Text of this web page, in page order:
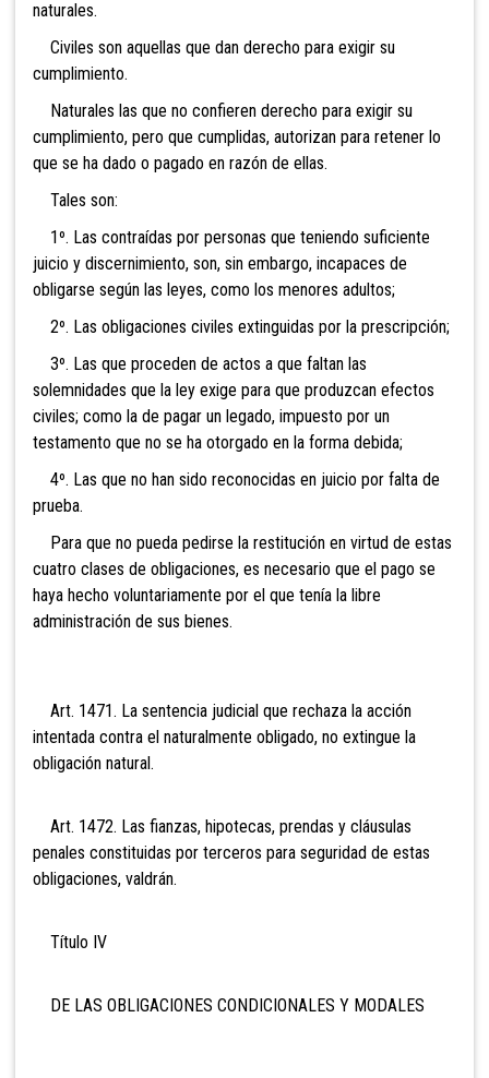
naturales.
Civiles son aquellas que dan derecho para exigir su
cumplimiento.
Naturales las que no confieren derecho para exigir su
cumplimiento, pero que cumplidas, autorizan para retener lo
que se ha dado o pagado en razón de ellas.
Tales son:
1º. Las contraídas por personas que teniendo suficiente
juicio y discernimiento, son, sin embargo, incapaces de
obligarse según las leyes, como los menores adultos;
2º. Las obligaciones civiles extinguidas por la prescripción;
3º. Las que proceden de actos a que faltan las
solemnidades que la ley exige para que produzcan efectos
civiles; como la de pagar un legado, impuesto por un
testamento que no se ha otorgado en la forma debida;
4º. Las que no han sido reconocidas en juicio por falta de
prueba.
Para que no pueda pedirse la restitución en virtud de estas
cuatro clases de obligaciones, es necesario que el pago se
haya hecho voluntariamente por el que tenía la libre
administración de sus bienes.
Art. 1471. La sentencia judicial que rechaza la acción
intentada contra el naturalmente obligado, no extingue la
obligación natural.
Art. 1472. Las fianzas, hipotecas, prendas y cláusulas
penales constituidas por terceros para seguridad de estas
obligaciones, valdrán.
Título IV
DE LAS OBLIGACIONES CONDICIONALES Y MODALES